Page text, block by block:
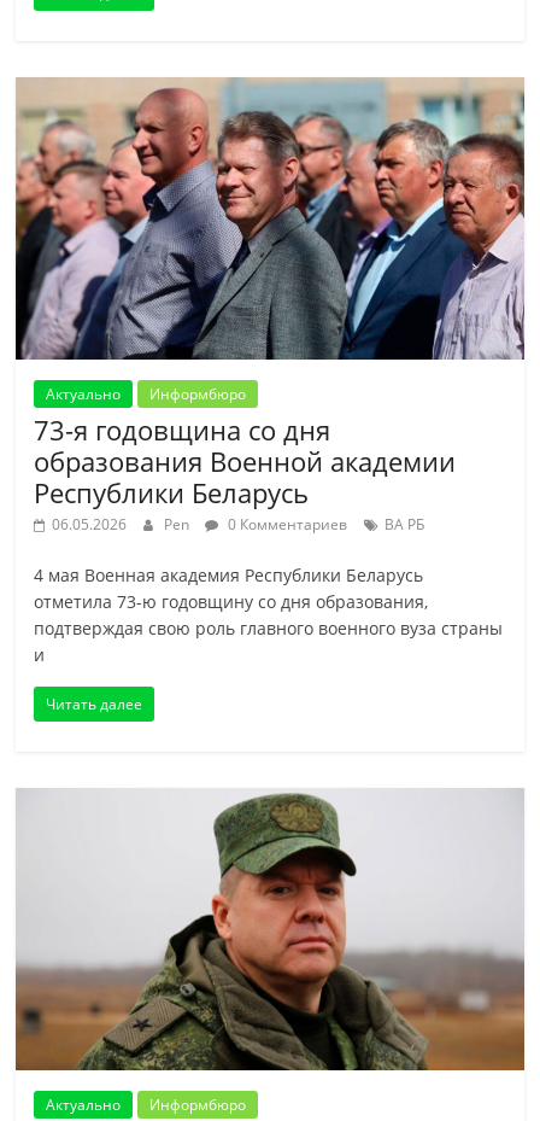
Актуально Информбюро
73-я годовщина со дня
образования Военной академии
Республики Беларусь
06.05.2026 Pen 0 Комментариев ВА РБ
4 мая Военная академия Республики Беларусь
отметила 73-ю годовщину со дня образования,
подтверждая свою роль главного военного вуза страны
и
Читать далее
Актуально Информбюро